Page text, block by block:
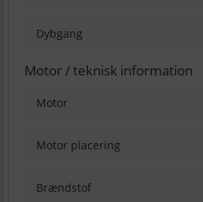
Dybgang
Motor / teknisk information
Motor
Motor placering
Brændstof